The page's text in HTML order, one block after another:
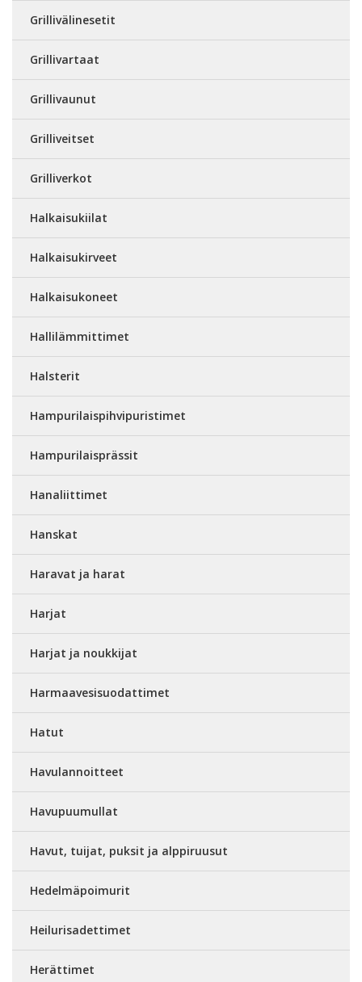
Grillivälinesetit
Grillivartaat
Grillivaunut
Grilliveitset
Grilliverkot
Halkaisukiilat
Halkaisukirveet
Halkaisukoneet
Hallilämmittimet
Halsterit
Hampurilaispihvipuristimet
Hampurilaisprässit
Hanaliittimet
Hanskat
Haravat ja harat
Harjat
Harjat ja noukkijat
Harmaavesisuodattimet
Hatut
Havulannoitteet
Havupuumullat
Havut, tuijat, puksit ja alppiruusut
Hedelmäpoimurit
Heilurisadettimet
Herättimet